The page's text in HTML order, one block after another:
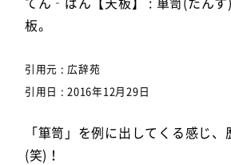
板。
引用元 : 広辞苑
引用日 : 2016年12月29日
「箪笥」を例に出してくる感じ
(笑)！